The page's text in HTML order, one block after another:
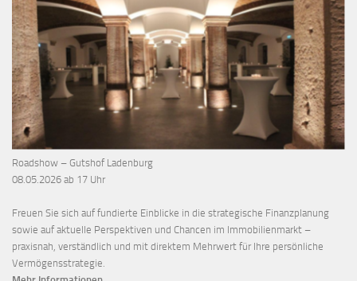
Roadshow – Gutshof Ladenburg
08.05.2026 ab 17 Uhr
Freuen Sie sich auf fundierte Einblicke in die strategische Finanzplanung
sowie auf aktuelle Perspektiven und Chancen im Immobilienmarkt –
praxisnah, verständlich und mit direktem Mehrwert für Ihre persönliche
Vermögensstrategie.